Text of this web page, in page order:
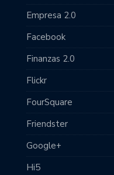
Empresa 2.0
Facebook
Finanzas 2.0
Flickr
FourSquare
Friendster
Google+
Hi5